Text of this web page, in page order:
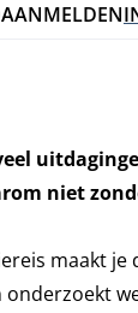
AANMELDEN
niet
maakt je